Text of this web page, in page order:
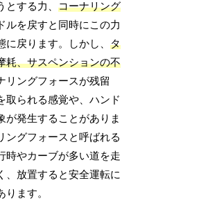
とする力、コーナリング
ルを戻すと同時にこの力
に戻ります。しかし、タ
耗、サスペンションの不
リングフォースが残留
取られる感覚や、ハンド
が発生することがありま
ングフォースと呼ばれる
時やカーブが多い道を走
、放置すると安全運転に
ます。